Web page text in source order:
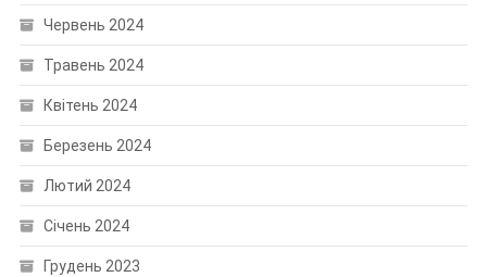
Червень 2024
Травень 2024
Квітень 2024
Березень 2024
Лютий 2024
Січень 2024
Грудень 2023